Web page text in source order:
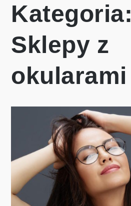
Kategoria:
Sklepy z
okularami